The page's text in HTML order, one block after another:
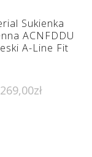
Sukienka
ACNFDDU
A-Line Fit
269,00zł